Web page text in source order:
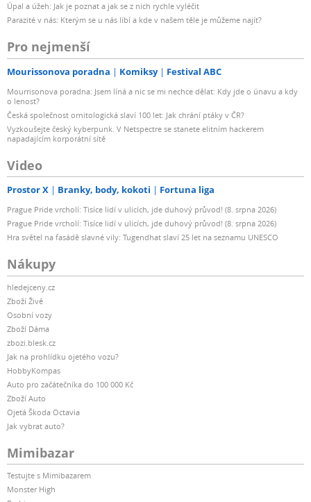
Úpal a úžeh: Jak je poznat a jak se z nich rychle vyléčit
Parazité v nás: Kterým se u nás líbí a kde v našem těle je můžeme najít?
Pro nejmenší
Mourissonova poradna Komiksy Festival ABC
Mourrisonova poradna: Jsem líná a nic se mi nechce dělat: Kdy jde o únavu a kdy
o lenost?
Česká společnost ornitologická slaví 100 let: Jak chrání ptáky v ČR?
Vyzkoušejte český kyberpunk. V Netspectre se stanete elitním hackerem
napadajícím korporátní sítě
Video
Prostor X Branky, body, kokoti Fortuna liga
Prague Pride vrcholí: Tisíce lidí v ulicích, jde duhový průvod! (8. srpna 2026)
Prague Pride vrcholí: Tisíce lidí v ulicích, jde duhový průvod! (8. srpna 2026)
Hra světel na fasádě slavné vily: Tugendhat slaví 25 let na seznamu UNESCO
Nákupy
hledejceny.cz
Zboží Živě
Osobní vozy
Zboží Dáma
zbozi.blesk.cz
Jak na prohlídku ojetého vozu?
HobbyKompas
Auto pro začátečníka do 100 000 Kč
Zboží Auto
Ojetá Škoda Octavia
Jak vybrat auto?
Mimibazar
Testujte s Mimibazarem
Monster High